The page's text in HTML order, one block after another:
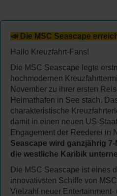
📣 Die MSC Seascape
Hallo Kreuzfahrt-Fans!
Die MSC Seascape legte
hochmodernen
November zu ihrer ersten
Heimathafen in See stach.
charakteristische
damit in einen neuen US-
Engagement der Reederei in
Seascape wird ganzjährig
die westliche Karibik
Die MSC Seascape ist eines
innovativsten Schiffe von
Vielzahl neuer